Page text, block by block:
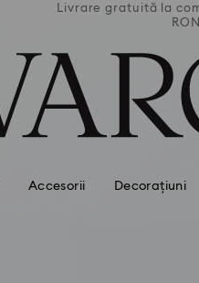
Livrare gratuită la
RON
Accesorii Decorațiuni